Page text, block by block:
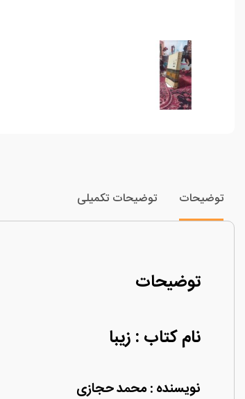
توضیحات توضیحات تکمیلی
توضیحات
نام کتاب : زیبا
نویسنده : محمد حجازی